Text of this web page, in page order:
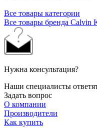
Все товары категории
Все товары бренда Calvin
Нужна консультация?
Наши специалисты
Задать вопрос
О компании
Производители
Как купить